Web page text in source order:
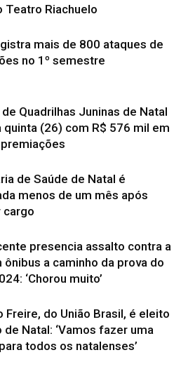
Teatro Riachuelo
mais de 800 ataques de
no 1º semestre
Quadrilhas Juninas de Natal
quinta (26) com R$ 576 mil em
de Saúde de Natal é
menos de um mês após
cargo
presencia assalto contra a
ônibus a caminho da prova do
‘Chorou muito’
Freire, do União Brasil, é eleito
Natal: ‘Vamos fazer uma
todos os natalenses’